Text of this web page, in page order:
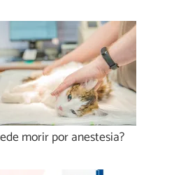
morir por anestesia?